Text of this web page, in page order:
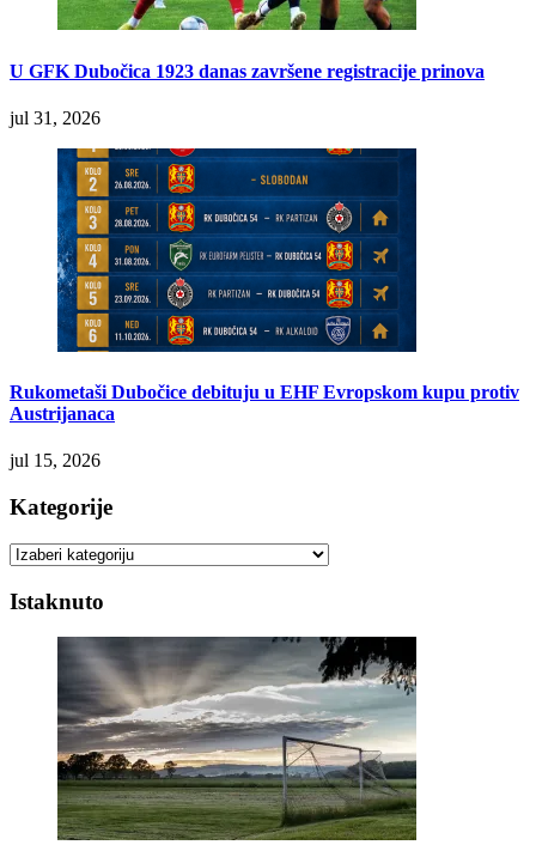
U GFK Dubočica 1923 danas završene registracije prinova
jul 31, 2026
Rukometaši Dubočice debituju u EHF Evropskom kupu protiv
Austrijanaca
jul 15, 2026
Kategorije
Kategorije
Istaknuto